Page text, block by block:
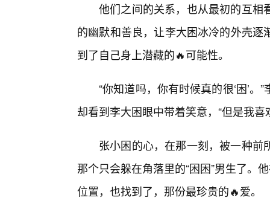
他们之间的关系，也从最初的互相
的幽默和善良，让李大困冰冷的外壳
到了自己身上潜藏的🔥可能性。
“你知道吗，你有时候真的很‘困’
却看到李大困眼中带着笑意，“但是我喜
张小困的心，在那一刻，被一种
那个只会躲在角落里的“困困”男生了。
位置，也找到了，那份最珍贵的🔥爱。